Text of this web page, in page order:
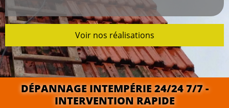
Voir nos réalisations
DÉPANNAGE INTEMPÉRIE 24/24 7/7 -
INTERVENTION RAPIDE